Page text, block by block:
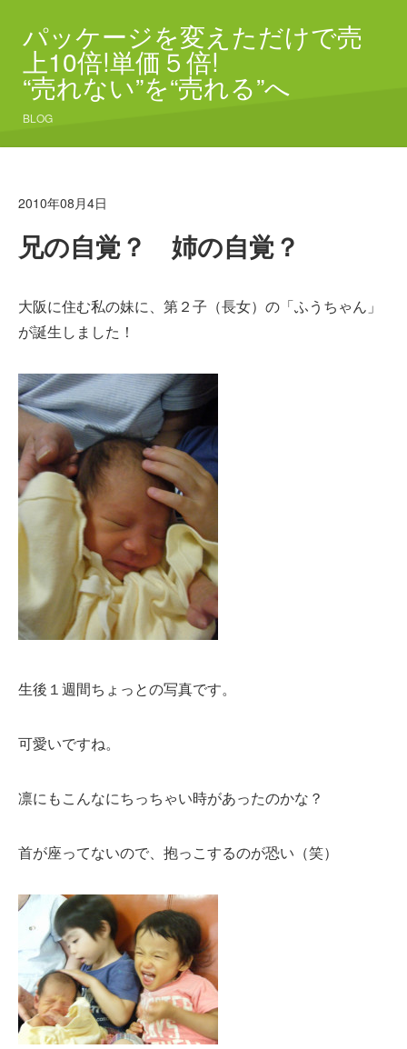
パッケージを変えただけで売
上10倍!単価５倍!
“売れない”を“売れる”へ
BLOG
2010年08月4日
兄の自覚？ 姉の自覚？
大阪に住む私の妹に、第２子（長女）の「ふうちゃん」
が誕生しました！
生後１週間ちょっとの写真です。
可愛いですね。
凛にもこんなにちっちゃい時があったのかな？
首が座ってないので、抱っこするのが恐い（笑）